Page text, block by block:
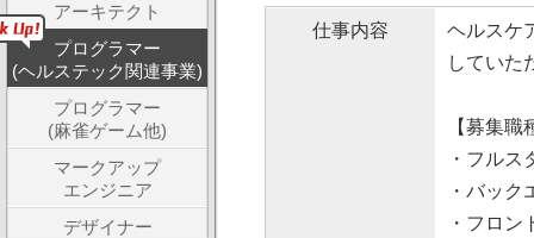
仕事内容
ヘルスケ
していた
【募集職
・フルス
・バック
・フロ
アーキテクト
プログラマー
(ヘルステック関連事業)
プログラマー
(麻雀ゲーム他)
マークアップ
エンジニア
デザイナー